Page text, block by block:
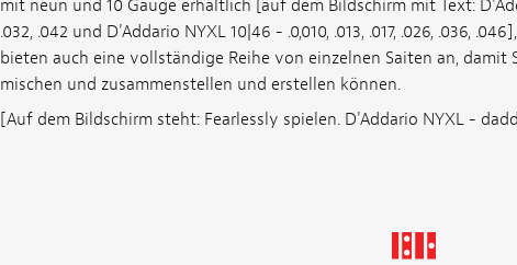
mit neun und 10 Gauge erhältlich [auf dem Bildschirm mit Text:
.032, .042 und D'Addario NYXL 10|46 - .0,010, .013, .017, .026, .036,
bieten auch eine vollständige Reihe von einzelnen Saiten an, damit
mischen und zusammenstellen und erstellen können.
[Auf dem Bildschirm steht: Fearlessly spielen. D'Addario NYXL -